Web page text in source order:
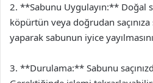
2. **Sabunu Uygulayın:** Doğal
köpürtün veya doğrudan
yaparak sabunun iyice
3. **Durulama:** Sabunu